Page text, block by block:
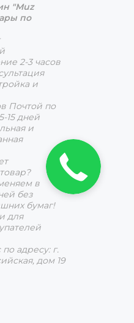
"Muz
по
2-3 часов
и
Почтой по
15 дней
и
в
без
бумаг!
для
адресу: г.
дом 19